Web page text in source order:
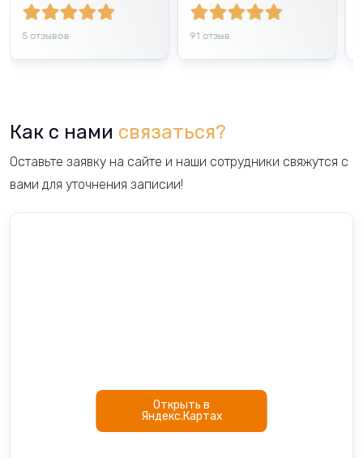
5 отзывов 91 отзыв
Как с нами связаться?
Оставьте заявку на сайте и наши сотрудники свяжутся с
вами для уточнения записии!
Открыть в
Яндекс.Картах